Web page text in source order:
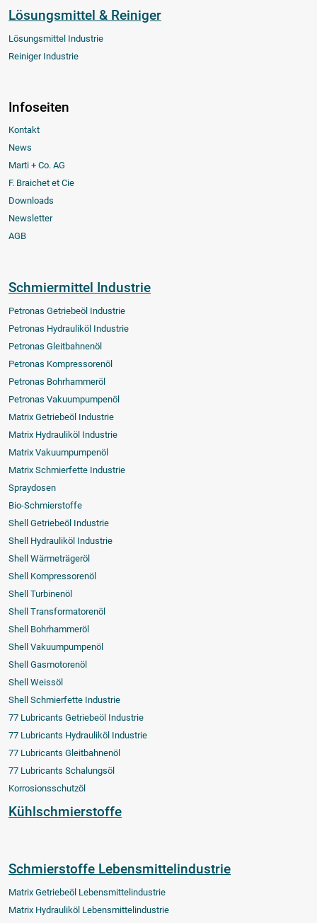
Lösungsmittel & Reiniger
Lösungsmittel Industrie
Reiniger Industrie
Infoseiten
Kontakt
News
Marti + Co. AG
F. Braichet et Cie
Downloads
Newsletter
AGB
Schmiermittel Industrie
Petronas Getriebeöl Industrie
Petronas Hydrauliköl Industrie
Petronas Gleitbahnenöl
Petronas Kompressorenöl
Petronas Bohrhammeröl
Petronas Vakuumpumpenöl
Matrix Getriebeöl Industrie
Matrix Hydrauliköl Industrie
Matrix Vakuumpumpenöl
Matrix Schmierfette Industrie
Spraydosen
Bio-Schmierstoffe
Shell Getriebeöl Industrie
Shell Hydrauliköl Industrie
Shell Wärmeträgeröl
Shell Kompressorenöl
Shell Turbinenöl
Shell Transformatorenöl
Shell Bohrhammeröl
Shell Vakuumpumpenöl
Shell Gasmotorenöl
Shell Weissöl
Shell Schmierfette Industrie
77 Lubricants Getriebeöl Industrie
77 Lubricants Hydrauliköl Industrie
77 Lubricants Gleitbahnenöl
77 Lubricants Schalungsöl
Korrosionsschutzöl
Kühlschmierstoffe
Schmierstoffe Lebensmittelindustrie
Matrix Getriebeöl Lebensmittelindustrie
Matrix Hydrauliköl Lebensmittelindustrie